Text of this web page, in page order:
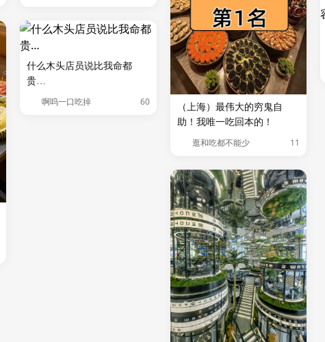
什么木头店员说比我命都
贵…
啊呜一口吃掉 60
（上海）最伟大的穷鬼自
助！我唯一吃回本的！
逛和吃都不能少 11